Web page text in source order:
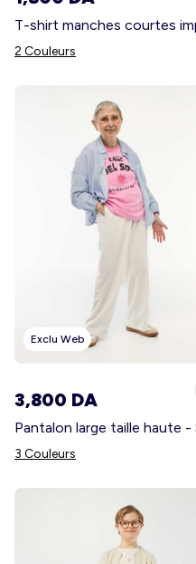
Femme du 34 au 48
Maternité
Grande taille femme
Fille 0-36 mois
2 Couleurs
Exclu Web
3,800 DA
3 Couleurs